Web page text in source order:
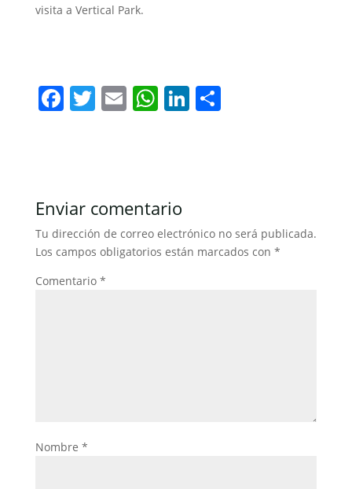
visita a Vertical Park.
F
b
o
o
k
T E W
A
p
p
Li
n
C
tir
Enviar comentario
Tu dirección de correo electrónico no será publicada.
Los campos obligatorios están marcados con *
Comentario *
Nombre *